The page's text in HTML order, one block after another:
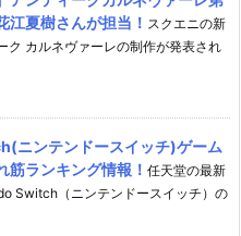
江夏樹さんが担当！ スクエニの新
ク カルネヴァーレの制作が発表され
ニンテンドースイッチ)ゲーム
筋ランキング情報！ 任天堂の最新
Switch（ニンテンドースイッチ）の